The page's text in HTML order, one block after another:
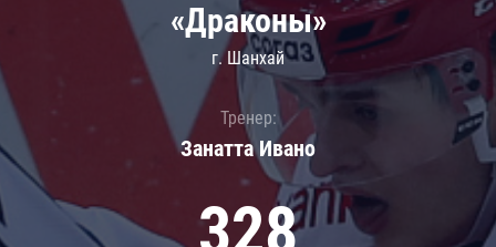
«Драконы»
г. Шанхай
Тренер:
Занатта Иванo
328